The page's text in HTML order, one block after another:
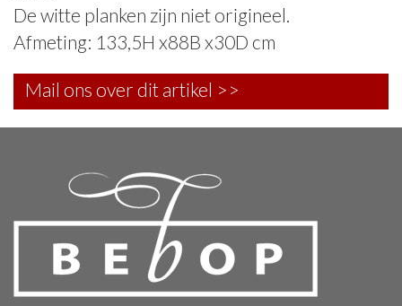
De witte planken zijn niet origineel.
Afmeting: 133,5H x88B x30D cm
Mail ons over dit artikel >>